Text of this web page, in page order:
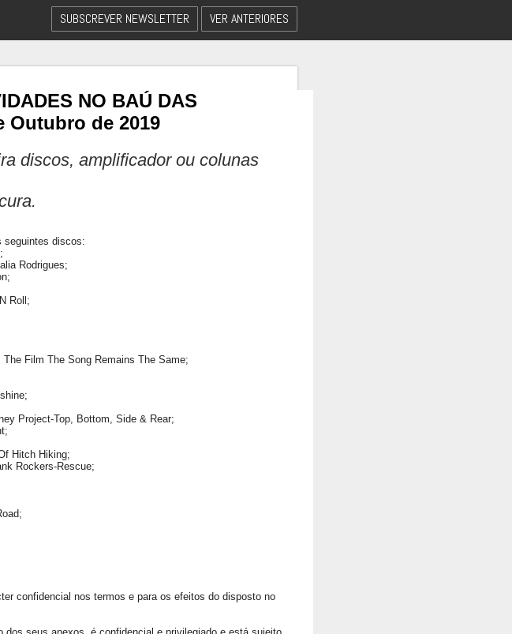
SUBSCREVER NEWSLETTER VER ANTERIORES
NO BAÚ DAS
Outubro de 2019
discos, amplificador ou colunas
seguintes discos:
Rodrigues;
Roll;
Film The Song Remains The Same;
Project-Top, Bottom, Side & Rear;
Hitch Hiking;
Rockers-Rescue;
confidencial nos termos e para os efeitos do disposto no